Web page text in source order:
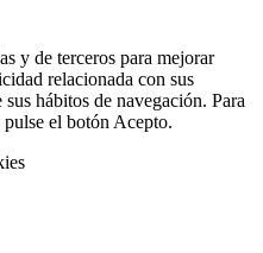
y de terceros para mejorar
relacionada con sus
hábitos de navegación. Para
el botón Acepto.